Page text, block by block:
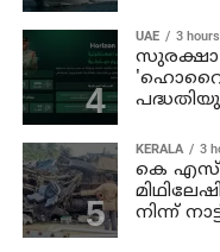
UAE 3
സുരക്ഷാ
KERALA 3
കെ എസ്
നിന്ന്